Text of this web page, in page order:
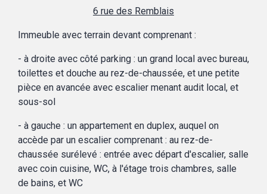
6 rue des Remblais
Immeuble avec terrain devant comprenant :
- à droite avec côté parking : un grand local avec bureau,
toilettes et douche au rez-de-chaussée, et une petite
pièce en avancée avec escalier menant audit local, et
sous-sol
- à gauche : un appartement en duplex, auquel on
accède par un escalier comprenant : au rez-de-
chaussée surélevé : entrée avec départ d'escalier, salle
avec coin cuisine, WC, à l'étage trois chambres, salle
de bains, et WC